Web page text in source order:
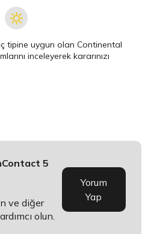
tipine uygun olanContinental
inceleyerek kararınızı
5
ve diğer
olun.
Yorum
Yap